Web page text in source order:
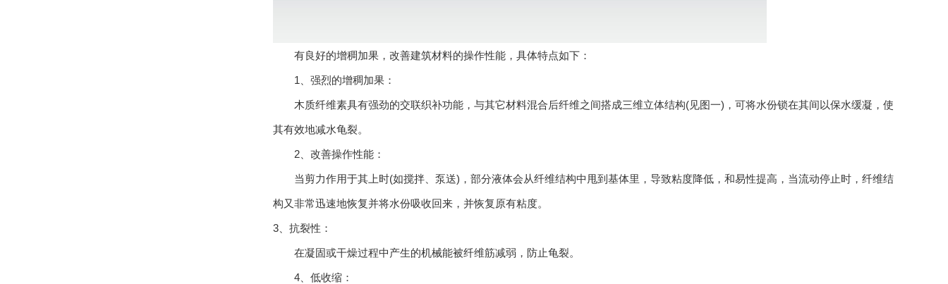
有良好的增稠加果，改善建筑材料的操作性能，具体特点如下：
1、强烈的增稠加果：
木质纤维素具有强劲的交联织补功能，与其它材料混合后纤维之间搭成三维立体结构(见图一)，可将水份锁在其间以保水缓凝，使
其有效地减水龟裂。
2、改善操作性能：
当剪力作用于其上时(如搅拌、泵送)，部分液体会从纤维结构中甩到基体里，导致粘度降低，和易性提高，当流动停止时，纤维结
构又非常迅速地恢复并将水份吸收回来，并恢复原有粘度。
3、抗裂性：
在凝固或干燥过程中产生的机械能被纤维筋减弱，防止龟裂。
4、低收缩：